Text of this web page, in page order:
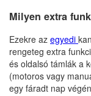
Milyen extra
Ezekre az egyedi
rengeteg extra
és oldalsó támlák a
(motoros vagy
egy fáradt nap